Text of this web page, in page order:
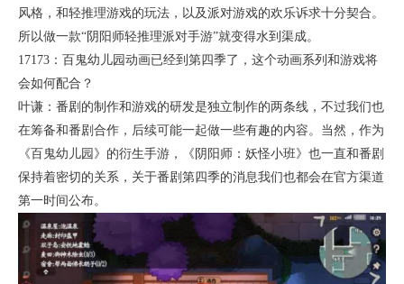
风格，和轻推理游戏的玩法，以及派对游戏的欢乐诉求十分契合。
所以做一款“阴阳师轻推理派对手游”就变得水到渠成。
17173：百鬼幼儿园动画已经到第四季了，这个动画系列和游戏将
会如何配合？
叶谦：番剧的制作和游戏的研发是独立制作的两条线，不过我们也
在筹备和番剧合作，后续可能一起做一些有趣的内容。当然，作为
《百鬼幼儿园》的衍生手游，《阴阳师：妖怪小班》也一直和番剧
保持着密切的关系，关于番剧第四季的消息我们也都会在官方渠道
第一时间公布。